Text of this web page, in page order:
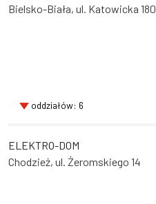
Bielsko-Biała, ul. Katowicka 180
oddziałów: 6
ELEKTRO-DOM
Chodzież, ul. Żeromskiego 14